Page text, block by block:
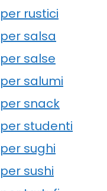
rustici
salsa
salse
salumi
snack
studenti
sughi
sushi